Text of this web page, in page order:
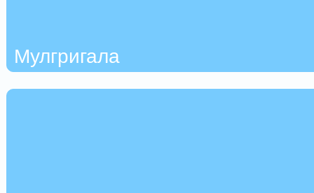
Мулгригала